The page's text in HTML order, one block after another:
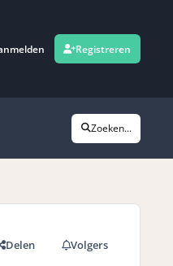
Registreren
Zoeken...
Delen Volgers